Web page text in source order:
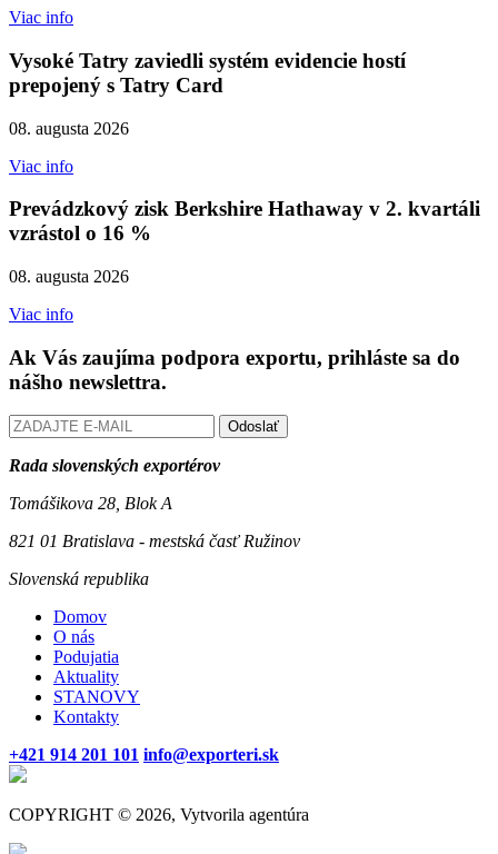
Viac info
Vysoké Tatry zaviedli systém evidencie hostí
prepojený s Tatry Card
08. augusta 2026
Viac info
Prevádzkový zisk Berkshire Hathaway v 2. kvartáli
vzrástol o 16 %
08. augusta 2026
Viac info
Ak Vás zaujíma podpora exportu, prihláste sa do
nášho newslettra.
Odoslať
Rada slovenských exportérov
Tomášikova 28, Blok A
821 01 Bratislava - mestská časť Ružinov
Slovenská republika
Domov
O nás
Podujatia
Aktuality
STANOVY
Kontakty
+421 914 201 101 info@exporteri.sk
COPYRIGHT © 2026, Vytvorila agentúra